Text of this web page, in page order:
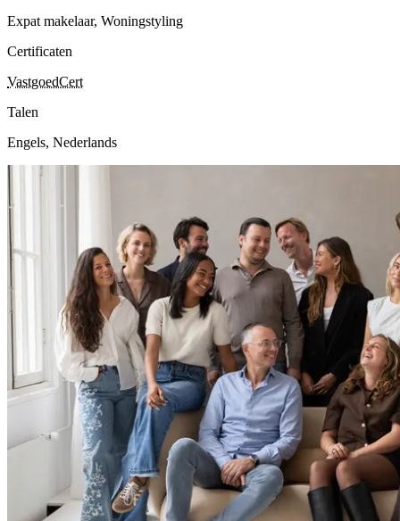
Expat makelaar, Woningstyling
Certificaten
VastgoedCert
Talen
Engels, Nederlands